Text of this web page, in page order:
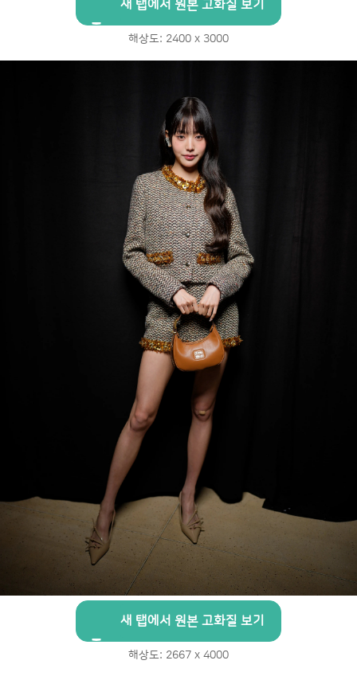
새 탭에서 원본 고화질 보기
해상도: 2400 x 3000
새 탭에서 원본 고화질 보기
해상도: 2667 x 4000